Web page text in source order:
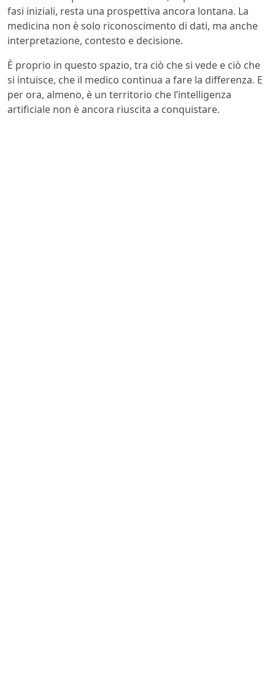
fasi iniziali, resta una prospettiva ancora lontana. La
medicina non è solo riconoscimento di dati, ma anche
interpretazione, contesto e decisione.
È proprio in questo spazio, tra ciò che si vede e ciò che
si intuisce, che il medico continua a fare la differenza. E
per ora, almeno, è un territorio che l’intelligenza
artificiale non è ancora riuscita a conquistare.